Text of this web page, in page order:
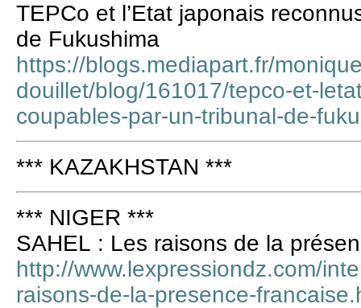
TEPCo et l’Etat japonais
de Fukushima
https://blogs.mediapart.fr/
douillet/blog/161017/tepco-et-
coupables-par-un-tribunal-de-
*** KAZAKHSTAN ***
*** NIGER ***
SAHEL : Les raisons de la
http://www.lexpressiondz.com/
raisons-de-la-presence-